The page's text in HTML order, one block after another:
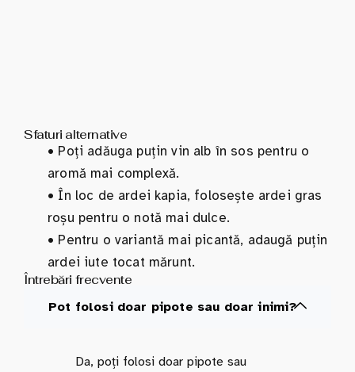
Sfaturi alternative
• Poți adăuga puțin vin alb în sos pentru o
aromă mai complexă.
• În loc de ardei kapia, folosește ardei gras
roșu pentru o notă mai dulce.
• Pentru o variantă mai picantă, adaugă puțin
ardei iute tocat mărunt.
Întrebări frecvente
Pot folosi doar pipote sau doar inimi?
Da, poți folosi doar pipote sau